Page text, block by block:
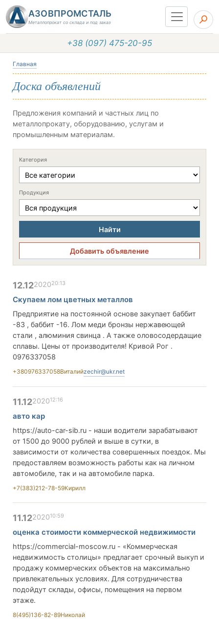
АЗОВПРОМСТАЛЬ
Металлопрокат со склада и под заказ
+38 (097) 475-20-95
Главная
Доска объявлений
Предложения компаний и частных лиц по
металлопрокату, оборудованию, услугам и
промышленным материалам.
Категория
Продукция
Найти
Добавить объявление
12.12202020:13
Скупаем лом цветных металлов
Предприятие на постоянной основе закупает баббит
-83 , баббит -16. Лом меди бронзы нержавеющей
стали , алюминия свинца . А также оловосодердащие
сплавы. Цены от производителя! Кривой Рог .
0976337058
+380976337058Виталийzechir@ukr.net
11.12202012:16
авто кар
https://auto-car-sib.ru - наши водители зарабатывают
от 1500 до 9000 рублей и выше в сутки, в
зависимости от количества совершенных поездок. Мы
предоставляем возможность работы как на личном
автомобиле, так и на автомобиле парка.
+7(383)212-78-59Кирилл
11.12202010:59
оценка стоимости коммерческой недвижимости
https://commercial-moscow.ru - «Коммерческая
недвижимость столицы» предлагает срочный выкуп и
продажу коммерческих объектов на максимально
привлекательных условиях. Для сотрудничества
подойдут склады, офисы, помещения на первом
этаже.
8(495)136-82-89Николай